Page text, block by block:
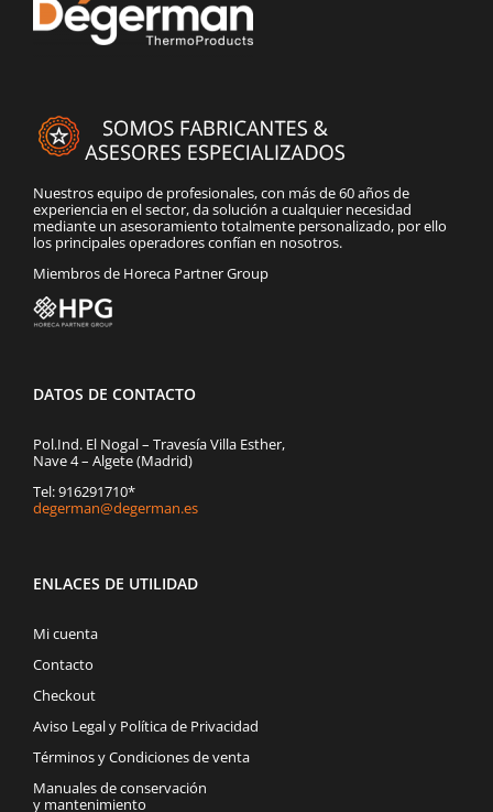
Nuestros equipo de profesionales, con más de 60 años de
experiencia en el sector, da solución a cualquier necesidad
mediante un asesoramiento totalmente personalizado, por ello
los principales operadores confían en nosotros.
Miembros de Horeca Partner Group
DATOS DE CONTACTO
Pol.Ind. El Nogal – Travesía Villa Esther,
Nave 4 – Algete (Madrid)
Tel: 916291710*
degerman@degerman.es
ENLACES DE UTILIDAD
Mi cuenta
Contacto
Checkout
Aviso Legal y Política de Privacidad
Términos y Condiciones de venta
Manuales de conservación
y mantenimiento